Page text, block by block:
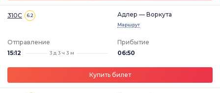
310С 6.2 Адлер — Воркута
Маршрут
Отправление
15:12
3 д 3 ч 3 м
Прибытие
06:50
Купить билет